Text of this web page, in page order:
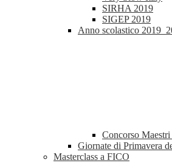
SIRHA 2019
SIGEP 2019
Anno scolastico
Concorso
Giornate di Primavera
Masterclass a FICO